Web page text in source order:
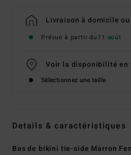
Livraison à domicile
Prévue à partir du11 août
Voir la disponibilité en
Sélectionnez une taille
Details & caractéristiques
Bas de bikini tie-side Marron